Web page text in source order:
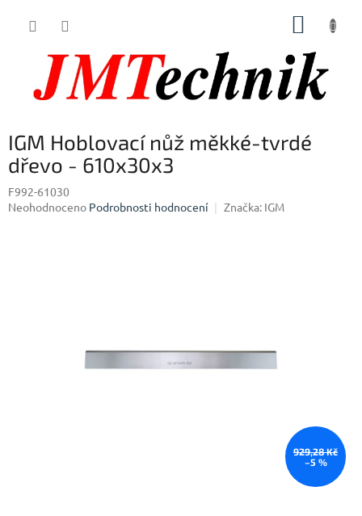
IGM Hoblovací nůž měkké-tvrdé
dřevo - 610x30x3
F992-61030
Průměrné
Neohodnoceno Podrobnosti hodnocení Značka: IGM
929,28 Kč
–5 %